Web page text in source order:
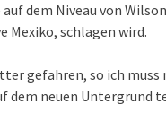
dem Niveau von
Mexiko, schlagen wird.
gefahren, so ich
dem neuen Untergrund